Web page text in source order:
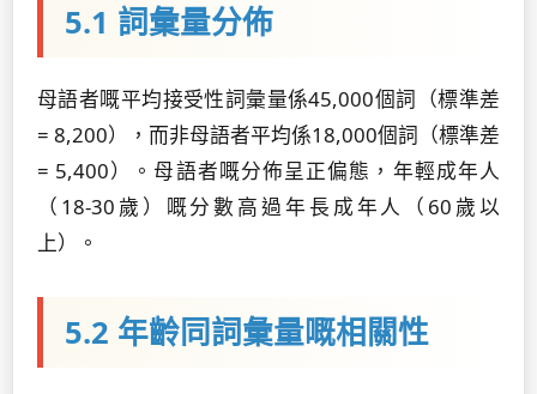
5.1 詞彙量分佈
母語者嘅平均接受性詞彙量係45,000個詞（標準差
= 8,200），而非母語者平均係18,000個詞（標準差
= 5,400）。母語者嘅分佈呈正偏態，年輕成年人
（18-30歲）嘅分數高過年長成年人（60歲以
上）。
5.2 年齡同詞彙量嘅相關性